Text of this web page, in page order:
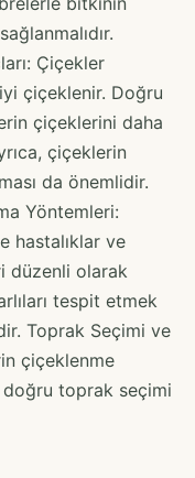
Çiçekler
çiçeklenir. Doğru
çiçeklerini daha
çiçeklerin
da önemlidir.
Yöntemleri:
hastalıklar ve
düzenli olarak
tespit etmek
Toprak Seçimi ve
çiçeklenme
doğru toprak seçimi